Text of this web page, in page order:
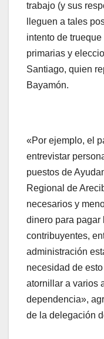
trabajo (y sus
lleguen a tales
intento de
primarias y
Santiago, quien
Bayamón.
«Por ejemplo, el
entrevistar
puestos de
Regional de
necesarios y
dinero para pagar
contribuyentes,
administración
necesidad de
atornillar a varios
dependencia»,
de la delegación